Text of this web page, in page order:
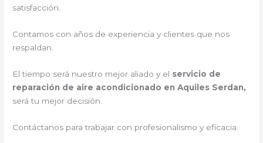
satisfacción.
Contamos con años de experiencia y clientes que nos
respaldan.
El tiempo será nuestro mejor aliado y el servicio de
reparación de aire acondicionado en Aquiles Serdan,
será tu mejor decisión.
Contáctanos para trabajar con profesionalismo y eficacia.